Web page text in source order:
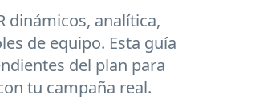
dinámicos, analítica,
de equipo. Esta guía
del plan para
tu campaña real.